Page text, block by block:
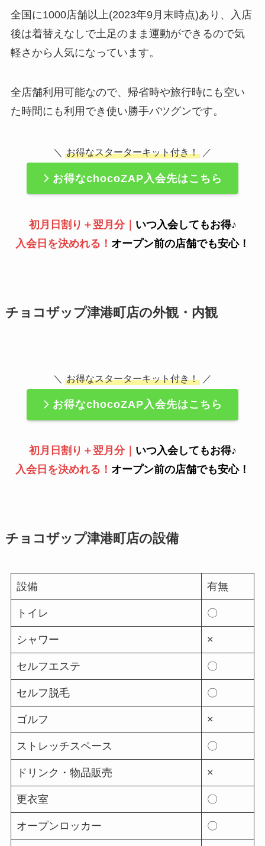
全国に1000店舗以上(2023年9月末時点)あり、入店
後は着替えなしで土足のまま運動ができるので気
軽さから人気になっています。
全店舗利用可能なので、帰省時や旅行時にも空い
た時間にも利用でき使い勝手バツグンです。
＼ お得なスターターキット付き！ ／
お得なchocoZAP入会先はこちら
初月日割り＋翌月分｜ いつ入会してもお得♪
入会日を決めれる！ オープン前の店舗でも安心！
チョコザップ津港町店の外観・内観
＼ お得なスターターキット付き！ ／
お得なchocoZAP入会先はこちら
初月日割り＋翌月分｜ いつ入会してもお得♪
入会日を決めれる！ オープン前の店舗でも安心！
チョコザップ津港町店の設備
設備 有無
トイレ 〇
シャワー ×
セルフエステ 〇
セルフ脱毛 〇
ゴルフ ×
ストレッチスペース 〇
ドリンク・物品販売 ×
更衣室 〇
オープンロッカー 〇